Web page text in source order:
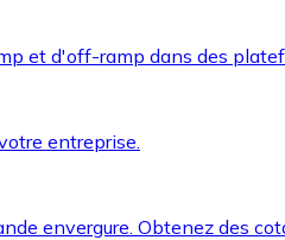
et d'off-ramp dans des
entreprise.
envergure. Obtenez des